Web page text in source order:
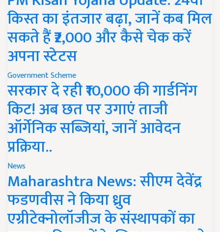
किस्त का इंतजार बढ़ा, जानें कब मिल
सकते हैं ₹2,000 और कैसे चेक करें
अपना स्टेटस
Government Scheme
सरकार दे रही ₹10,000 की गार्डनिंग
किट! अब छत पर उगाएं ताजी
ऑर्गेनिक सब्जियां, जानें आवेदन
प्रक्रिया..
News
Maharashtra News: सीएम देवेंद्र
फडणवीस ने किया ध्रुव
एग्रीटेक्नोलॉजीज के संस्थापकों का